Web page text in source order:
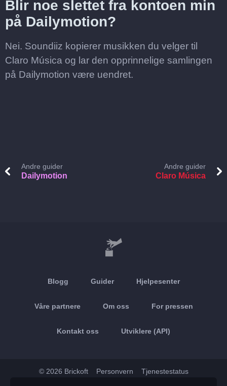
Blir noe slettet fra kontoen min
på Dailymotion?
Nei. Soundiiz kopierer musikken du velger til
Claro Música og lar den opprinnelige samlingen
på Dailymotion være uendret.
Andre guider
Dailymotion
Andre guider
Claro Música
Blogg Guider Hjelpesenter
Våre partnere Om oss For pressen
Kontakt oss Utviklere (API)
© 2026 Brickoft Personvern Tjenestestatus